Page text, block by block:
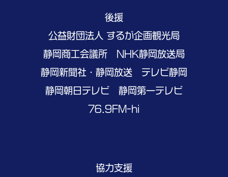
後援
公益財団法人 するが企画観光局
静岡商工会議所 NHK静岡放送局
静岡新聞社・静岡放送 テレビ静岡
静岡朝日テレビ 静岡第一テレビ
76.9FM-hi
協力支援